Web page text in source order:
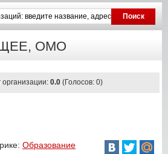
ОМО
организации: 0.0 (Голосов: 0)
Образование